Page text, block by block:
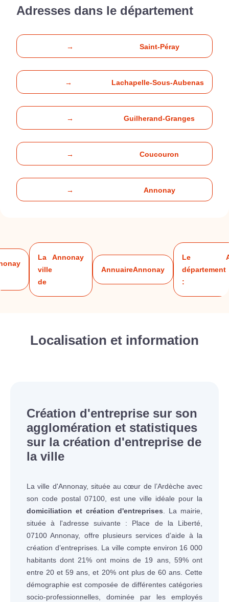
Adresses dans le département
→ Saint-Péray
→ Lachapelle-Sous-Aubenas
→ Guilherand-Granges
→ Coucouron
→ Annonay
La
ville
de
Annonay
AnnuaireAnnonay
Le
département
:
Localisation et information
Création d'entreprise sur son
agglomération et statistiques
sur la création d'entreprise de
la ville
La ville d'Annonay, située au cœur de l’Ardèche avec
son code postal 07100, est une ville idéale pour la
domiciliation et création d'entreprises . La mairie,
située à l'adresse suivante : Place de la Liberté,
07100 Annonay, offre plusieurs services d’aide à la
création d’entreprises. La ville compte environ 16 000
habitants dont 21% ont moins de 19 ans, 59% ont
entre 20 et 59 ans, et 20% ont plus de 60 ans. Cette
démographie est composée de différentes catégories
socio-professionnelles, dominée par les employés